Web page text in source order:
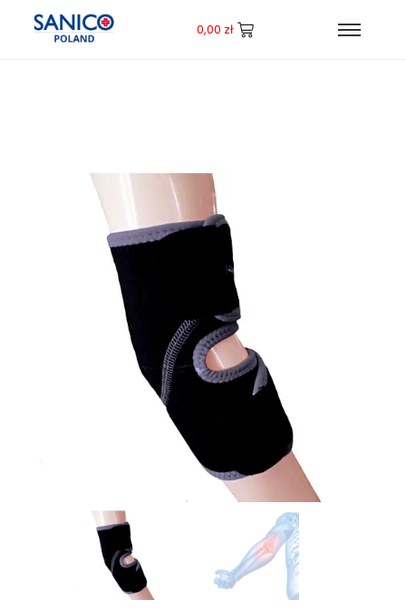
0,00 zł